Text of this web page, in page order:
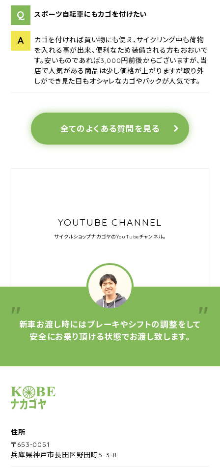
Q スポーツ自転車にもカゴを付けたい
A
カゴを付ければ買い物にも使え、サイクリング中も荷物
を入れる事が出来、便利なため装備される方もおおいで
す。安いものであれば3,000円前後からございますが、当
店で人気がある商品は少し価格が上がりますが取り外
しができ見た目もオシャレなカゴやバックが人気です。
全てのよくある質問を見る
YOUTUBE CHANNEL
サイクルショップナカゴヤのYouTubeチャンネル。
新車お渡し時にはブレーキやシフトの調整をして
安全にお乗り頂ける状態でお渡し致します。
サイクルショップナカゴヤ
住所
〒653-0051
兵庫県神戸市長田区野田町5-3-8